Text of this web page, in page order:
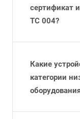
сертификат
ТС 004?
Какие
категории